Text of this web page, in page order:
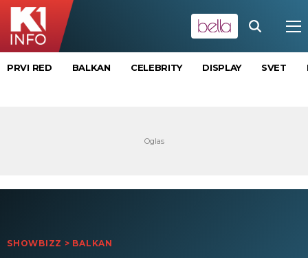
PRVI RED BALKAN CELEBRITY DISPLAY SVET
SHOWBIZZ > BALKAN